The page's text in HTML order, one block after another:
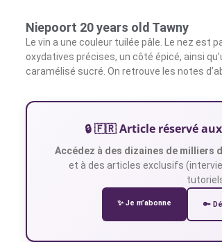
Niepoort 20 years old Tawny
Le vin a une couleur tuilée pâle. Le nez est
oxydatives précises, un côté épicé, ainsi
caramélisé sucré. On retrouve les notes
🔒 🇫🇷 Article réservé
Accédez à des dizaines de milliers
et à des articles exclusifs
✨ Je m’abonne 🔑